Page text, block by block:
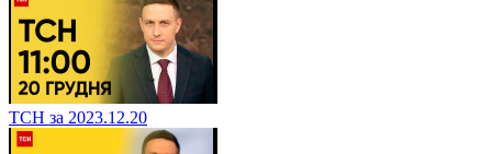
ТСН за 2023.12.20